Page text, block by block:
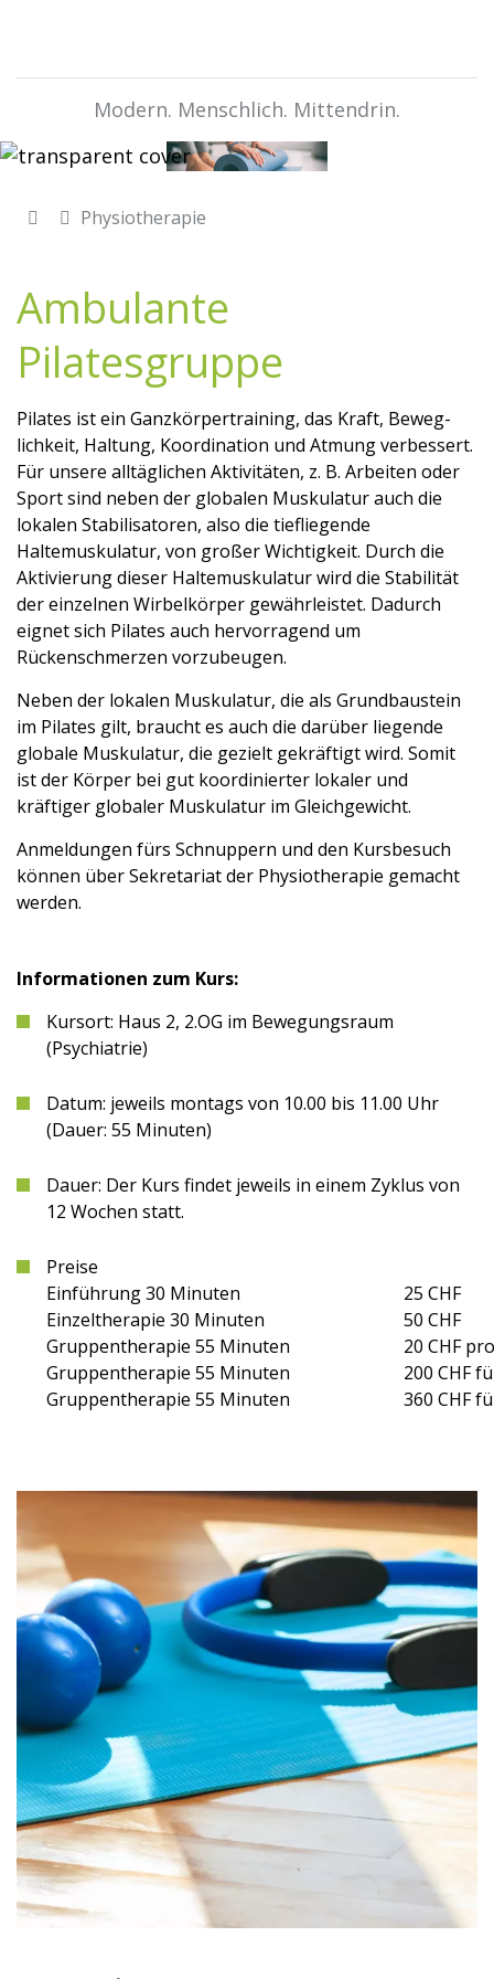
Modern. Menschlich. Mittendrin.
Physiotherapie
Ambulante
Pilatesgruppe
Pilates ist ein Ganzkörpertraining, das Kraft, Beweg­
lichkeit, Haltung, Koordination und Atmung verbessert.
Für unsere alltägli­chen Aktivitäten, z. B. Arbeiten oder
Sport sind neben der globalen Muskulatur auch die
lokalen Stabilisatoren, also die tiefliegende
Haltemuskulatur, von großer Wichtigkeit. Durch die
Aktivierung dieser Haltemuskulatur wird die Stabilität
der einzelnen Wirbelkörper gewährleistet. Dadurch
eignet sich Pilates auch hervorragend um
Rückenschmerzen vorzubeugen.
Neben der lokalen Muskulatur, die als Grundbaustein
im Pilates gilt, braucht es auch die darüber liegende
globale Muskulatur, die gezielt gekräftigt wird. Somit
ist der Körper bei gut koordinierter loka­ler und
kräftiger globaler Muskulatur im Gleichgewicht.
Anmeldungen fürs Schnuppern und den Kursbesuch
können über Sekretariat der Physiotherapie gemacht
werden.
Informationen zum Kurs:
Kursort: Haus 2, 2.OG im Bewegungsraum
(Psychiatrie)
Datum: jeweils montags von 10.00 bis 11.00 Uhr
(Dauer: 55 Minuten)
Dauer: Der Kurs findet jeweils in einem Zyklus von
12 Wochen statt.
Preise
Einführung 30 Minuten
Einzeltherapie 30 Minuten
Gruppentherapie 55 Minuten
Gruppentherapie 55 Minuten
Gruppentherapie 55 Minuten
25 CHF
50 CHF
20 CHF
200 CHF
360 CHF